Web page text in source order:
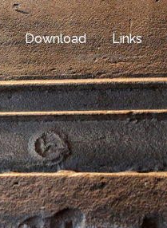
Download Links